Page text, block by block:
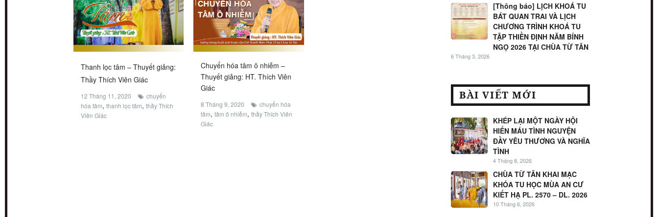
Thanh lọc tâm – Thuyết giảng:
Thầy Thích Viên Giác
12 Tháng 11, 2020
chuyển
hóa tâm, thanh lọc tâm, thầy Thích
Viên Giác
Chuyển hóa tâm ô nhiễm –
Thuyết giảng: HT. Thích Viên
Giác
8 Tháng 9, 2020
chuyển hóa
tâm, tâm ô nhiễm, thầy Thích Viên
Giác
[Thông báo] LỊCH KHOÁ TU
BÁT QUAN TRAI VÀ LỊCH
CHƯƠNG TRÌNH KHOÁ TU
TẬP THIỀN ĐỊNH NĂM BÍNH
NGỌ 2026 TẠI CHÙA TỪ TÂN
6 Tháng 3, 2026
BÀI VIẾT MỚI
KHÉP LẠI MỘT NGÀY HỘI
HIẾN MÁU TÌNH NGUYỆN
ĐẦY YÊU THƯƠNG VÀ NGHĨA
TÌNH
4 Tháng 8, 2026
CHÙA TỪ TÂN KHAI MẠC
KHÓA TU HỌC MÙA AN CƯ
KIẾT HẠ PL. 2570 – DL. 2026
10 Tháng 6, 2026